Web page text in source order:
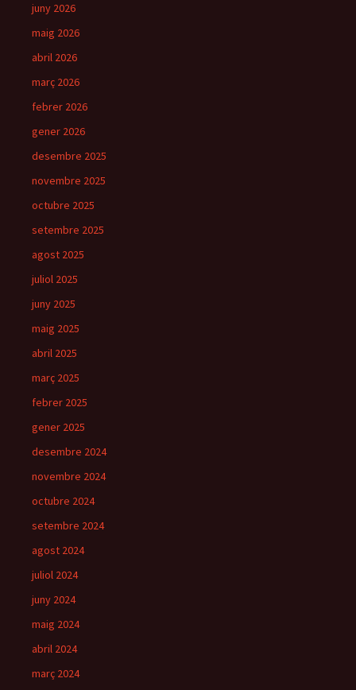
juny 2026
maig 2026
abril 2026
març 2026
febrer 2026
gener 2026
desembre 2025
novembre 2025
octubre 2025
setembre 2025
agost 2025
juliol 2025
juny 2025
maig 2025
abril 2025
març 2025
febrer 2025
gener 2025
desembre 2024
novembre 2024
octubre 2024
setembre 2024
agost 2024
juliol 2024
juny 2024
maig 2024
abril 2024
març 2024